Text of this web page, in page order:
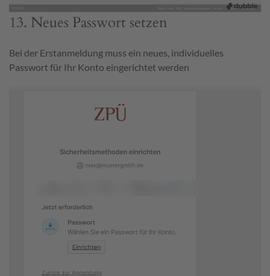
13. Neues Passwort setzen
Bei der Erstanmeldung muss ein neues, individuelles
Passwort für Ihr Konto eingerichtet werden